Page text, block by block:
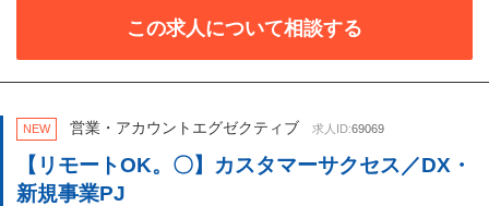
この求人について相談する
NEW 営業・アカウントエグゼクティブ 求人ID:69069
【リモートOK。〇】カスタマーサクセス／DX・
新規事業PJ